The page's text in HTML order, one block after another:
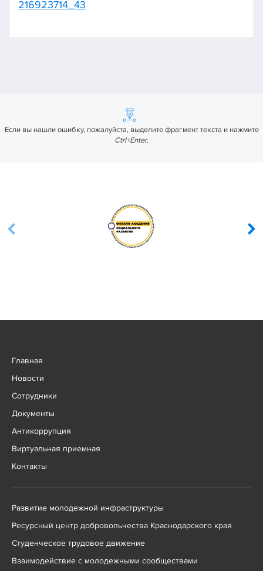
216923714_43
Если вы нашли ошибку, пожалуйста, выделите фрагмент текста и нажмите
Ctrl+Enter.
Главная
Новости
Сотрудники
Документы
Антикоррупция
Виртуальная приемная
Контакты
Развитие молодежной инфраструктуры
Ресурсный центр добровольчества Краснодарского края
Студенческое трудовое движение
Взаимодействие с молодежными сообществами